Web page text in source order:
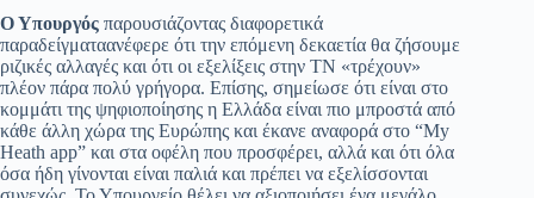
Ο Υπουργός παρουσιάζοντας διαφορετικά
παραδείγματαανέφερε ότι την επόμενη δεκαετία θα ζήσουμε
ριζικές αλλαγές και ότι οι εξελίξεις στην ΤΝ «τρέχουν»
πλέον πάρα πολύ γρήγορα. Επίσης, σημείωσε ότι είναι στο
κομμάτι της ψηφιοποίησης η Ελλάδα είναι πιο μπροστά από
κάθε άλλη χώρα της Ευρώπης και έκανε αναφορά στο “My
Heath app” και στα οφέλη που προσφέρει, αλλά και ότι όλα
όσα ήδη γίνονται είναι παλιά και πρέπει να εξελίσσονται